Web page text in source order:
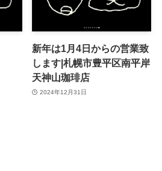
新年は1月4日からの営業致
します|札幌市豊平区南平岸
天神山珈琲店
2024年12月31日